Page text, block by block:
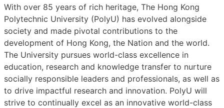
With over 85 years of rich heritage, The Hong Kong
Polytechnic University (PolyU) has evolved alongside
society and made pivotal contributions to the
development of Hong Kong, the Nation and the world.
The University pursues world-class excellence in
education, research and knowledge transfer to nurture
socially responsible leaders and professionals, as well as
to drive impactful research and innovation. PolyU will
strive to continually excel as an innovative world-class